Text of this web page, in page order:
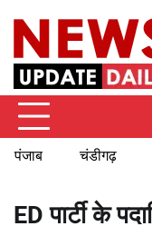
content
पंजाब चंडीगढ़
ED पार्टी के